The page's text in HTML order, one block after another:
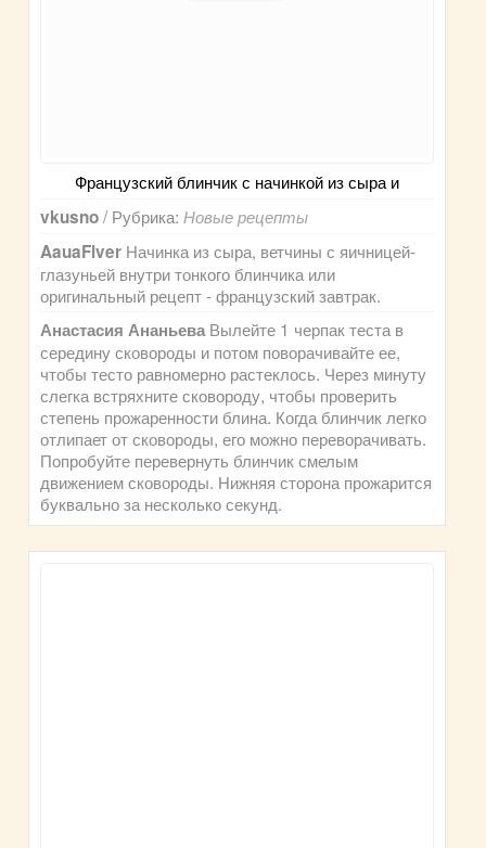
Французский блинчик с начинкой из сыра и
vkusno/ Рубрика:Новые рецепты
AauaFlver Начинка из сыра, ветчины с яичницей-
глазуньей внутри тонкого блинчика или
оригинальный рецепт - французский завтрак.
Анастасия Ананьева Вылейте 1 черпак теста в
середину сковороды и потом поворачивайте ее,
чтобы тесто равномерно растеклось. Через минуту
слегка встряхните сковороду, чтобы проверить
степень прожаренности блина. Когда блинчик легко
отлипает от сковороды, его можно переворачивать.
Попробуйте перевернуть блинчик смелым
движением сковороды. Нижняя сторона прожарится
буквально за несколько секунд.